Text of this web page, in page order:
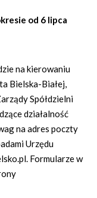
od 6 lipca
na kierowaniu
Bielska-Białej,
Spółdzielni
działalność
na adres poczty
Urzędu
. Formularze w